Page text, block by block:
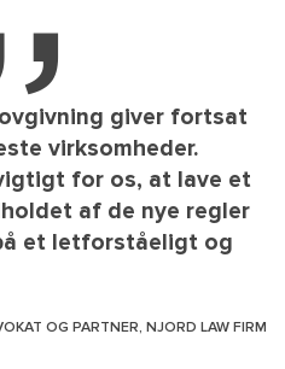
giver fortsat
virksomheder.
for os, at lave et
af de nye regler
et letforståeligt og
OG PARTNER, NJORD LAW FIRM